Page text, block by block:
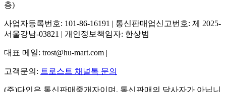
층)
사업자등록번호: 101-86-16191 | 통신판매업신고번호: 제 2025-
서울강남-03821 | 개인정보책임자: 한상범
대표 메일: trost@hu-mart.com |
고객문의: 트로스트 채널톡 문의
(주)다인은 통신판매중개자이며, 통신판매의 당사자가 아닙니